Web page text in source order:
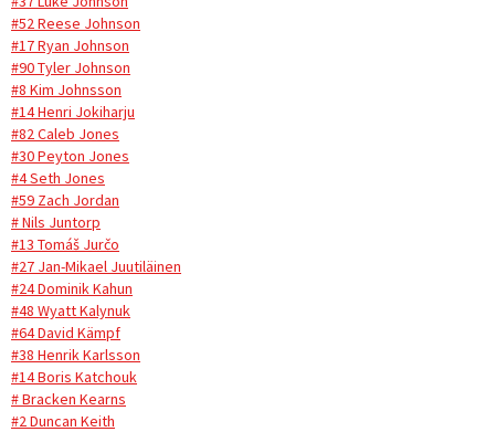
#52 Reese Johnson
#17 Ryan Johnson
#90 Tyler Johnson
#8 Kim Johnsson
#14 Henri Jokiharju
#82 Caleb Jones
#30 Peyton Jones
#4 Seth Jones
#59 Zach Jordan
# Nils Juntorp
#13 Tomáš Jurčo
#27 Jan-Mikael Juutiläinen
#24 Dominik Kahun
#48 Wyatt Kalynuk
#64 David Kämpf
#38 Henrik Karlsson
#14 Boris Katchouk
# Bracken Kearns
#2 Duncan Keith